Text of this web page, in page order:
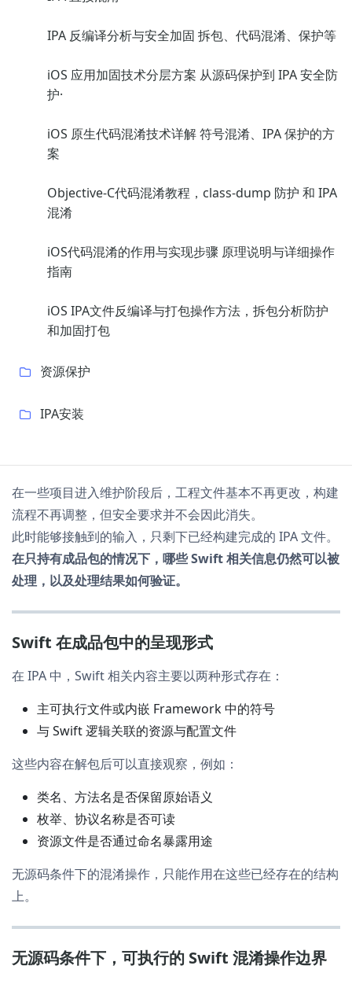
IPA 反编译分析与安全加固 拆包、代码混淆、保护等
iOS 应用加固技术分层方案 从源码保护到 IPA 安全防
护·
iOS 原生代码混淆技术详解 符号混淆、IPA 保护的方
案
Objective-C代码混淆教程，class-dump 防护 和 IPA
混淆
iOS代码混淆的作用与实现步骤 原理说明与详细操作
指南
iOS IPA文件反编译与打包操作方法，拆包分析防护
和加固打包
资源保护
IPA安装
在一些项目进入维护阶段后，工程文件基本不再更改，构建
流程不再调整，但安全要求并不会因此消失。
此时能够接触到的输入，只剩下已经构建完成的 IPA 文件。
在只持有成品包的情况下，哪些 Swift 相关信息仍然可以被
处理，以及处理结果如何验证。
Swift 在成品包中的呈现形式
在 IPA 中，Swift 相关内容主要以两种形式存在：
主可执行文件或内嵌 Framework 中的符号
与 Swift 逻辑关联的资源与配置文件
这些内容在解包后可以直接观察，例如：
类名、方法名是否保留原始语义
枚举、协议名称是否可读
资源文件是否通过命名暴露用途
无源码条件下的混淆操作，只能作用在这些已经存在的结构
上。
无源码条件下，可执行的 Swift 混淆操作边界